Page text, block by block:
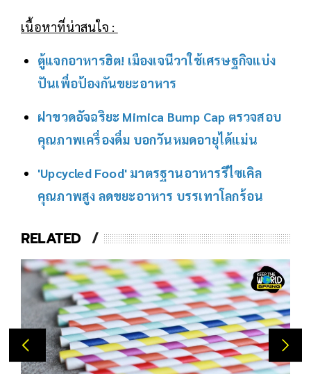
เนื้อหาที่น่าสนใจ :
ตู้แจกอาหารฮิต! เมืองเจนีวาใช้เศรษฐกิจแบ่ง
ปันเพื่อป้องกันขยะอาหาร
ฝาขวดอัจฉริยะ Mimica Bump Cap ตรวจสอบ
คุณภาพเครื่องดื่ม บอกวันหมดอายุได้แม่น
'Upcycled Food' มาตรฐานอาหารรีไซเคิล
คุณภาพสูง ลดขยะอาหาร บรรเทาโลกร้อน
RELATED